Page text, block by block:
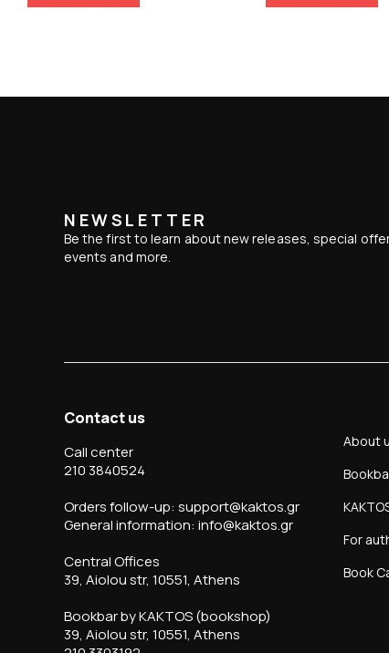
NEWSLETTER
Be the first to learn about new releases, special
events and more.
Contact us
Call center
210 3840524
Orders follow-up: support@kaktos.gr
General information: info@kaktos.gr
Central Offices
39, Aiolou str, 10551, Athens
Bookbar by KAKTOS (bookshop)
39, Aiolou str, 10551, Athens
About
For
Book